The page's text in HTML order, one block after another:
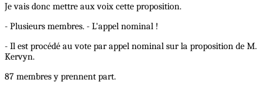
Je vais donc mettre aux voix cette proposition.
- Plusieurs membres. - L'appel nominal !
- Il est procédé au vote par appel nominal sur la proposition de M.
Kervyn.
87 membres y prennent part.